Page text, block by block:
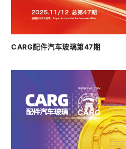
CARG配件汽车玻璃第47期